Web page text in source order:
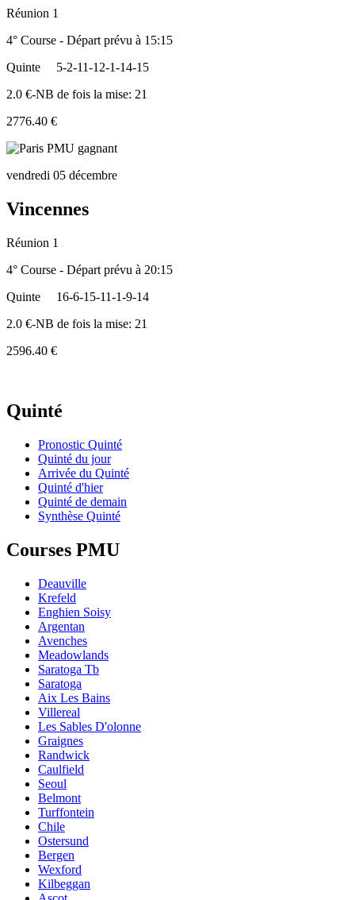
Réunion 1
4° Course - Départ prévu à 15:15
Quinte
5-2-11-12-1-14-15
2.0 €-NB de fois la mise: 21
2776.40 €
vendredi 05 décembre
Vincennes
Réunion 1
4° Course - Départ prévu à 20:15
Quinte
16-6-15-11-1-9-14
2.0 €-NB de fois la mise: 21
2596.40 €
Quinté
Pronostic Quinté
Quinté du jour
Arrivée du Quinté
Quinté d'hier
Quinté de demain
Synthèse Quinté
Courses PMU
Deauville
Krefeld
Enghien Soisy
Argentan
Avenches
Meadowlands
Saratoga Tb
Saratoga
Aix Les Bains
Villereal
Les Sables D'olonne
Graignes
Randwick
Caulfield
Seoul
Belmont
Turffontein
Chile
Ostersund
Bergen
Wexford
Kilbeggan